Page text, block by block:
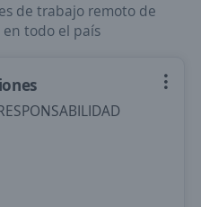
de trabajo remoto de
todo el país